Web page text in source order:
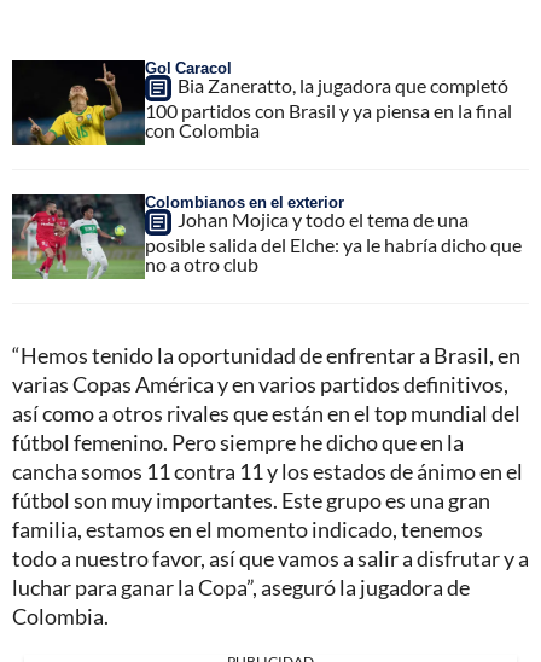
Gol Caracol
Bia Zaneratto, la jugadora que completó
100 partidos con Brasil y ya piensa en la final
con Colombia
Colombianos en el exterior
Johan Mojica y todo el tema de una
posible salida del Elche: ya le habría dicho que
no a otro club
“Hemos tenido la oportunidad de enfrentar a Brasil, en
varias Copas América y en varios partidos definitivos,
así como a otros rivales que están en el top mundial del
fútbol femenino. Pero siempre he dicho que en la
cancha somos 11 contra 11 y los estados de ánimo en el
fútbol son muy importantes. Este grupo es una gran
familia, estamos en el momento indicado, tenemos
todo a nuestro favor, así que vamos a salir a disfrutar y a
luchar para ganar la Copa”, aseguró la jugadora de
Colombia.